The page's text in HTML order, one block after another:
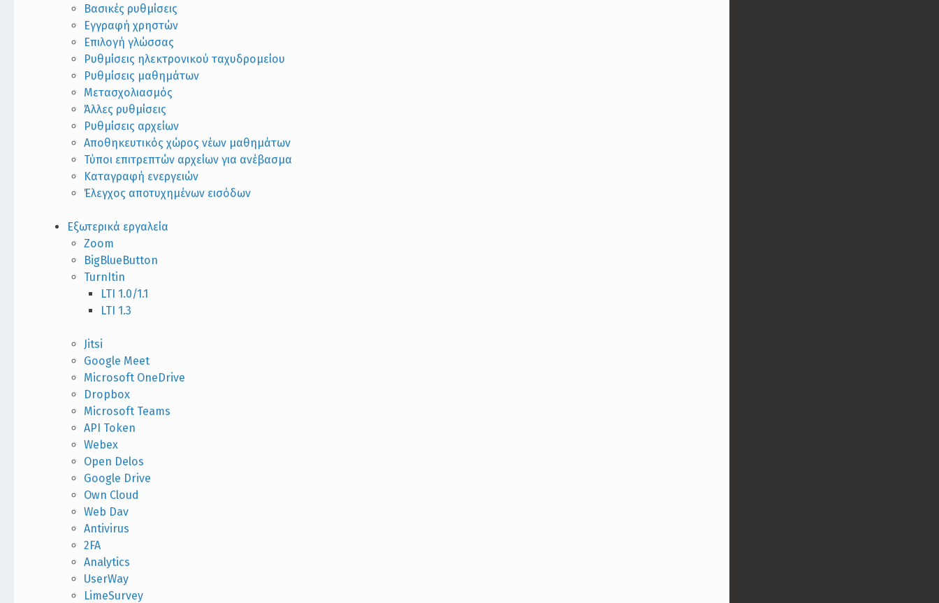
Βασικές ρυθμίσεις
Εγγραφή χρηστών
Επιλογή γλώσσας
Ρυθμίσεις ηλεκτρονικού ταχυδρομείου
Ρυθμίσεις μαθημάτων
Μετασχολιασμός
Άλλες ρυθμίσεις
Ρυθμίσεις αρχείων
Αποθηκευτικός χώρος νέων μαθημάτων
Τύποι επιτρεπτών αρχείων για ανέβασμα
Καταγραφή ενεργειών
Έλεγχος αποτυχημένων εισόδων
Εξωτερικά εργαλεία
Zoom
BigBlueButton
TurnItin
LTI 1.0/1.1
LTI 1.3
Jitsi
Google Meet
Microsoft OneDrive
Dropbox
Microsoft Teams
API Token
Webex
Open Delos
Google Drive
Own Cloud
Web Dav
Antivirus
2FA
Analytics
UserWay
LimeSurvey